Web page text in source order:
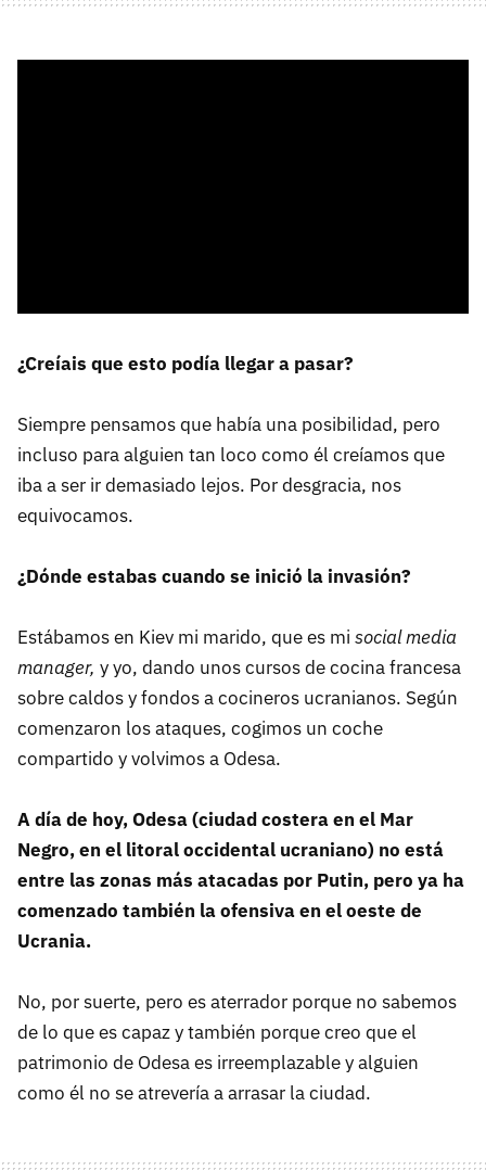
¿Creíais que esto podía llegar a pasar?
Siempre pensamos que había una posibilidad, pero
incluso para alguien tan loco como él creíamos que
iba a ser ir demasiado lejos. Por desgracia, nos
equivocamos.
¿Dónde estabas cuando se inició la invasión?
Estábamos en Kiev mi marido, que es mi social media
manager, y yo, dando unos cursos de cocina francesa
sobre caldos y fondos a cocineros ucranianos. Según
comenzaron los ataques, cogimos un coche
compartido y volvimos a Odesa.
A día de hoy, Odesa (ciudad costera en el Mar
Negro, en el litoral occidental ucraniano) no está
entre las zonas más atacadas por Putin, pero ya ha
comenzado también la ofensiva en el oeste de
Ucrania.
No, por suerte, pero es aterrador porque no sabemos
de lo que es capaz y también porque creo que el
patrimonio de Odesa es irreemplazable y alguien
como él no se atrevería a arrasar la ciudad.